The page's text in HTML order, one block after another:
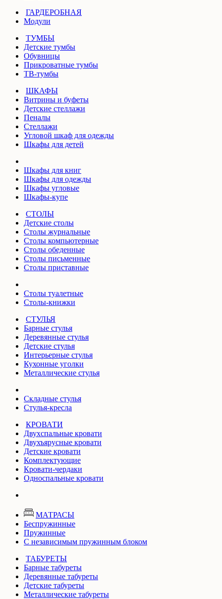
ГАРДЕРОБНАЯ
Модули
ТУМБЫ
Детские тумбы
Обувницы
Прикроватные тумбы
ТВ-тумбы
ШКАФЫ
Витрины и буфеты
Детские стеллажи
Пеналы
Стеллажи
Угловой шкаф для одежды
Шкафы для детей
Шкафы для книг
Шкафы для одежды
Шкафы угловые
Шкафы-купе
СТОЛЫ
Детские столы
Столы журнальные
Столы компьютерные
Столы обеденные
Столы письменные
Столы приставные
Столы туалетные
Столы-книжки
СТУЛЬЯ
Барные стулья
Деревянные стулья
Детские стулья
Интерьерные стулья
Кухонные уголки
Металлические стулья
Складные стулья
Стулья-кресла
КРОВАТИ
Двухспальные кровати
Двухъярусные кровати
Детские кровати
Комплектующие
Кровати-чердаки
Односпальные кровати
МАТРАСЫ
Беспружинные
Пружинные
С независимым пружинным блоком
ТАБУРЕТЫ
Барные табуреты
Деревянные табуреты
Детские табуреты
Металлические табуреты